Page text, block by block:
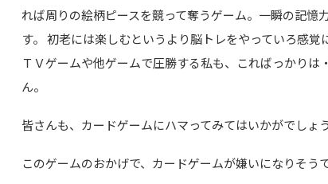
れば周りの絵柄ピースを競って奪うゲーム。一瞬の記憶
す。 初老には楽しむというより脳トレをやっていろ感覚
ＴＶゲームや他ゲームで圧勝する私も、こればっかりは
ん。
皆さんも、カードゲームにハマってみてはいかがでしょ
このゲームのおかげで、カードゲームが嫌いになりそう